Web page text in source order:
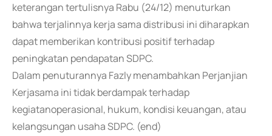
keterangan tertulisnya Rabu (24/12) menuturkan
bahwa terjalinnya kerja sama distribusi ini diharapkan
dapat memberikan kontribusi positif terhadap
peningkatan pendapatan SDPC.
Dalam penuturannya Fazly menambahkan Perjanjian
Kerjasama ini tidak berdampak terhadap
kegiatanoperasional, hukum, kondisi keuangan, atau
kelangsungan usaha SDPC. (end)